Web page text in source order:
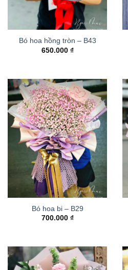
Bó hoa hồng tròn – B43
650.000 ₫
Bó hoa bi – B29
700.000 ₫